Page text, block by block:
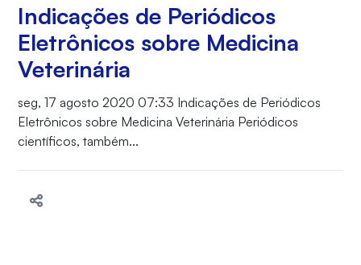
Indicações de Periódicos
Eletrônicos sobre Medicina
Veterinária
seg, 17 agosto 2020 07:33 Indicações de Periódicos
Eletrônicos sobre Medicina Veterinária Periódicos
científicos, também...